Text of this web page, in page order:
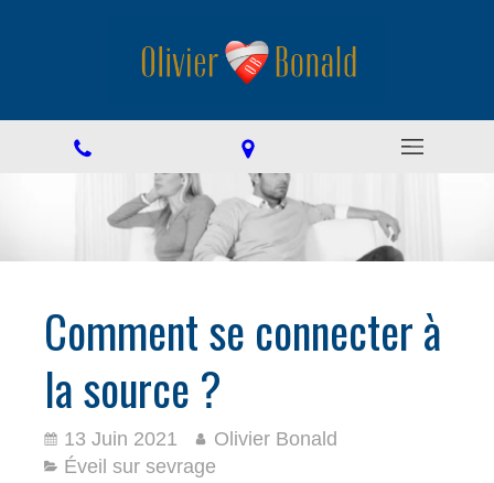
Comment se connecter à
la source ?
13 Juin 2021
Olivier Bonald
Éveil sur sevrage